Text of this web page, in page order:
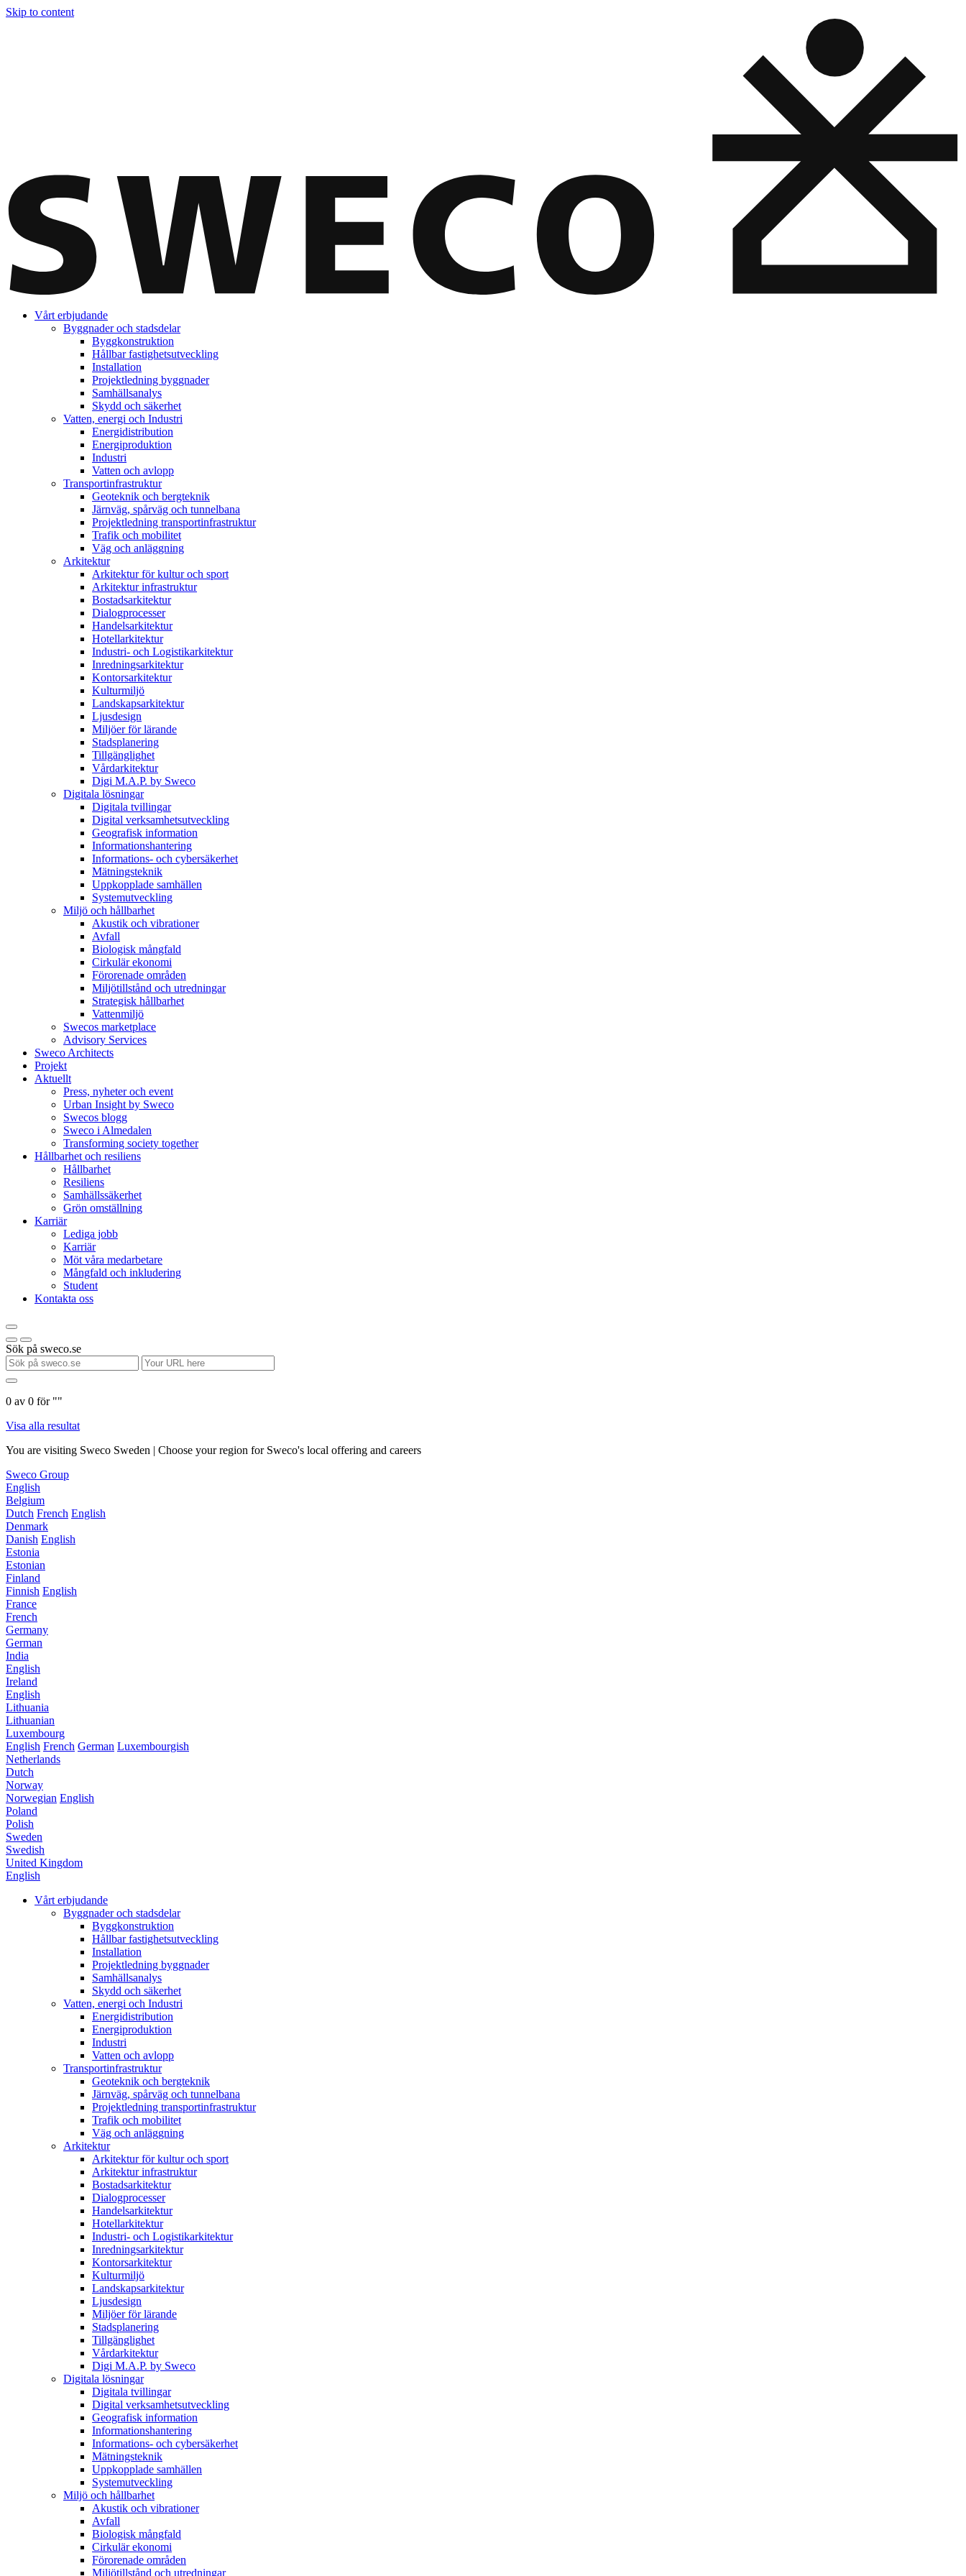
Skip to content
Vårt erbjudande
Byggnader och stadsdelar
Byggkonstruktion
Hållbar fastighetsutveckling
Installation
Projektledning byggnader
Samhällsanalys
Skydd och säkerhet
Vatten, energi och Industri
Energidistribution
Energiproduktion
Industri
Vatten och avlopp
Transportinfrastruktur
Geoteknik och bergteknik
Järnväg, spårväg och tunnelbana
Projektledning transportinfrastruktur
Trafik och mobilitet
Väg och anläggning
Arkitektur
Arkitektur för kultur och sport
Arkitektur infrastruktur
Bostadsarkitektur
Dialogprocesser
Handelsarkitektur
Hotellarkitektur
Industri- och Logistikarkitektur
Inredningsarkitektur
Kontorsarkitektur
Kulturmiljö
Landskapsarkitektur
Ljusdesign
Miljöer för lärande
Stadsplanering
Tillgänglighet
Vårdarkitektur
Digi M.A.P. by Sweco
Digitala lösningar
Digitala tvillingar
Digital verksamhetsutveckling
Geografisk information
Informationshantering
Informations- och cybersäkerhet
Mätningsteknik
Uppkopplade samhällen
Systemutveckling
Miljö och hållbarhet
Akustik och vibrationer
Avfall
Biologisk mångfald
Cirkulär ekonomi
Förorenade områden
Miljötillstånd och utredningar
Strategisk hållbarhet
Vattenmiljö
Swecos marketplace
Advisory Services
Sweco Architects
Projekt
Aktuellt
Press, nyheter och event
Urban Insight by Sweco
Swecos blogg
Sweco i Almedalen
Transforming society together
Hållbarhet och resiliens
Hållbarhet
Resiliens
Samhällssäkerhet
Grön omställning
Karriär
Lediga jobb
Karriär
Möt våra medarbetare
Mångfald och inkludering
Student
Kontakta oss
Sök på sweco.se
0 av 0 för ""
Visa alla resultat
You are visiting Sweco Sweden | Choose your region for Sweco's local offering and careers
Sweco Group
English
Belgium
Dutch French English
Denmark
Danish English
Estonia
Estonian
Finland
Finnish English
France
French
Germany
German
India
English
Ireland
English
Lithuania
Lithuanian
Luxembourg
English French German Luxembourgish
Netherlands
Dutch
Norway
Norwegian English
Poland
Polish
Sweden
Swedish
United Kingdom
English
Vårt erbjudande
Byggnader och stadsdelar
Byggkonstruktion
Hållbar fastighetsutveckling
Installation
Projektledning byggnader
Samhällsanalys
Skydd och säkerhet
Vatten, energi och Industri
Energidistribution
Energiproduktion
Industri
Vatten och avlopp
Transportinfrastruktur
Geoteknik och bergteknik
Järnväg, spårväg och tunnelbana
Projektledning transportinfrastruktur
Trafik och mobilitet
Väg och anläggning
Arkitektur
Arkitektur för kultur och sport
Arkitektur infrastruktur
Bostadsarkitektur
Dialogprocesser
Handelsarkitektur
Hotellarkitektur
Industri- och Logistikarkitektur
Inredningsarkitektur
Kontorsarkitektur
Kulturmiljö
Landskapsarkitektur
Ljusdesign
Miljöer för lärande
Stadsplanering
Tillgänglighet
Vårdarkitektur
Digi M.A.P. by Sweco
Digitala lösningar
Digitala tvillingar
Digital verksamhetsutveckling
Geografisk information
Informationshantering
Informations- och cybersäkerhet
Mätningsteknik
Uppkopplade samhällen
Systemutveckling
Miljö och hållbarhet
Akustik och vibrationer
Avfall
Biologisk mångfald
Cirkulär ekonomi
Förorenade områden
Miljötillstånd och utredningar